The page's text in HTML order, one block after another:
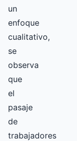
un
enfoque
cualitativo,
se
observa
que
el
pasaje
de
trabajadores